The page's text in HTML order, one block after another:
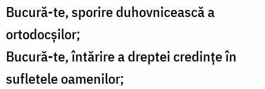
Bucură-te, sporire duhovnicească a
ortodocșilor;
Bucură-te, întărire a dreptei credințe în
sufletele oamenilor;